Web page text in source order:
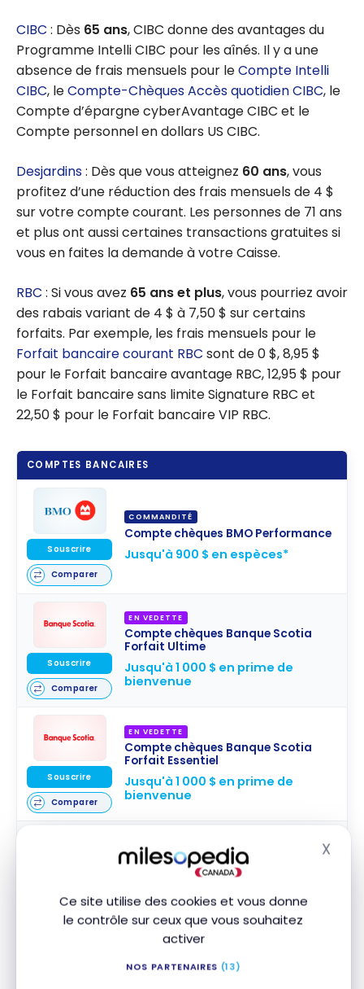
Ce site utilise des cookies et vous donne
le contrôle sur ceux que vous souhaitez
activer
NOS PARTENAIRES (13)
X
CIBC : Dès 65 ans, CIBC donne des avantages du
Programme Intelli CIBC pour les aînés. Il y a une
absence de frais mensuels pour leCompte Intelli
CIBC, leCompte-Chèques Accès quotidien CIBC, le
Compte d’épargne cyberAvantage CIBC et le
Compte personnel en dollars US CIBC.
Desjardins: Dès que vous atteignez 60 ans, vous
profitez d’une réduction des frais mensuels de 4 $
sur votre compte courant. Les personnes de 71 ans
et plus ont aussi certaines transactions gratuites si
vous en faites la demande à votre Caisse.
RBC : Si vous avez 65 ans et plus, vous pourriez avoir
des rabais variant de 4 $ à 7,50 $ sur certains
forfaits. Par exemple, les frais mensuels pour le
Forfait bancaire courant RBC sont de 0 $, 8,95 $
pour le Forfait bancaire avantage RBC, 12,95 $ pour
le Forfait bancaire sans limite Signature RBC et
22,50 $ pour le Forfait bancaire VIP RBC.
COMPTES BANCAIRES
COMMANDITÉ
Compte chèques BMO Performance
Jusqu'à 900 $ en espèces*
Souscrire
Comparer
EN VEDETTE
Compte chèques Banque Scotia
Forfait Ultime
Jusqu'à 1 000 $ en prime de
bienvenue
Souscrire
Comparer
EN VEDETTE
Compte chèques Banque Scotia
Forfait Essentiel
Jusqu'à 1 000 $ en prime de
bienvenue
Souscrire
Comparer
EN VEDETTE
Compte chèques Banque Scotia De
Base Plus
Comparer
Compte chèques Banque Nationale